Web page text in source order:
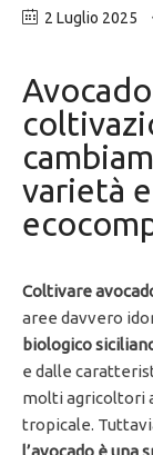
2 Luglio 2025
varietà
Coltivare
aree davvero
biologico
e dalle
molti agricoltori
tropicale.
l’avocado è una